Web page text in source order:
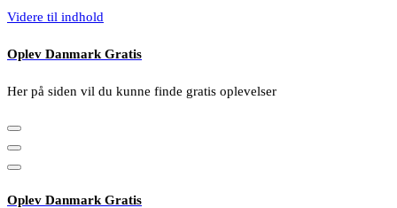
Videre til indhold
Oplev Danmark Gratis
Her på siden vil du kunne finde gratis oplevelser
Oplev Danmark Gratis